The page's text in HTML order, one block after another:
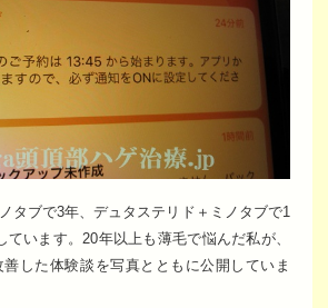
タブで3年、デュタステリド＋ミノタブで1
ています。20年以上も薄毛で悩んだ私が、
した体験談を写真とともに公開していま